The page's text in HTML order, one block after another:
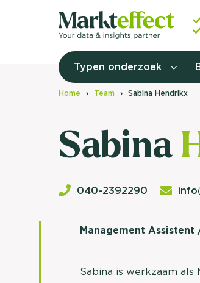
Typen onderzoek
Home Team Sabina Hendrikx
Sabina
040-2392290
Management Assistent
Sabina is werkzaam als